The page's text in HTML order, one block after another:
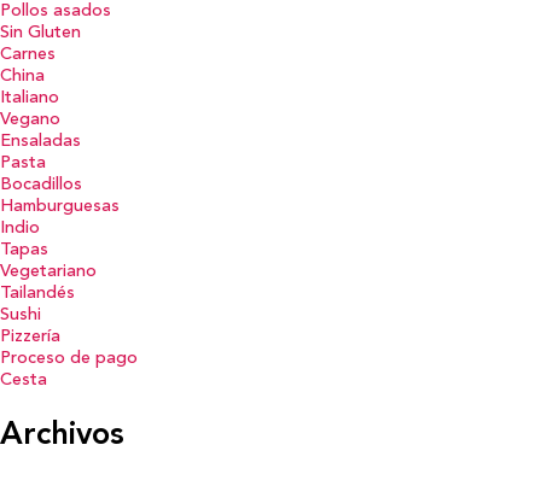
Pollos asados
Sin Gluten
Carnes
China
Italiano
Vegano
Ensaladas
Pasta
Bocadillos
Hamburguesas
Indio
Tapas
Vegetariano
Tailandés
Sushi
Pizzería
Proceso de pago
Cesta
Archivos